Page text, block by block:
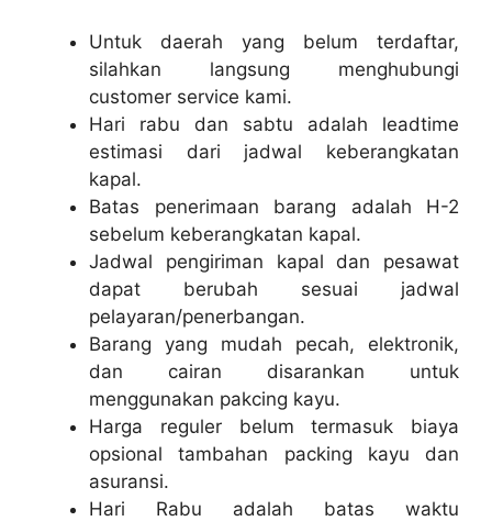
Untuk daerah yang belum terdaftar,
silahkan langsung menghubungi
customer service kami.
Hari rabu dan sabtu adalah leadtime
estimasi dari jadwal keberangkatan
kapal.
Batas penerimaan barang adalah H-2
sebelum keberangkatan kapal.
Jadwal pengiriman kapal dan pesawat
dapat berubah sesuai jadwal
pelayaran/penerbangan.
Barang yang mudah pecah, elektronik,
dan cairan disarankan untuk
menggunakan pakcing kayu.
Harga reguler belum termasuk biaya
opsional tambahan packing kayu dan
asuransi.
Hari Rabu adalah batas waktu